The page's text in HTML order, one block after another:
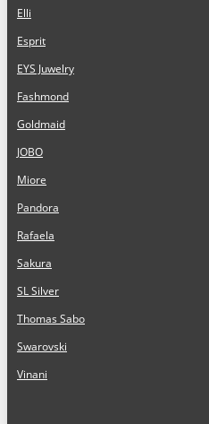
Elli
Esprit
EYS Juwelry
Fashmond
Goldmaid
JOBO
Miore
Pandora
Rafaela
Sakura
SL Silver
Thomas Sabo
Swarovski
Vinani